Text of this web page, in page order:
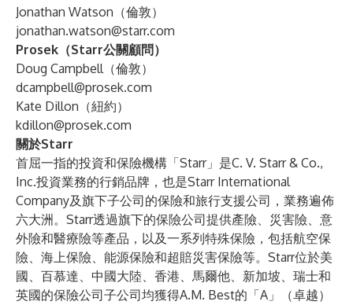
Jonathan Watson（倫敦）
jonathan.watson@starr.com
Prosek（Starr公關顧問）
Doug Campbell（倫敦）
dcampbell@prosek.com
Kate Dillon（紐約）
kdillon@prosek.com
關於Starr
首屈一指的投資和保險機構「Starr」是C. V. Starr & Co.,
Inc.投資業務的行銷品牌，也是Starr International
Company及旗下子公司的保險和旅行支援公司，業務遍佈
六大洲。Starr透過旗下的保險公司提供產險、災害險、意
外險和醫療險等產品，以及一系列特殊保險，包括航空保
險、海上保險、能源保險和超賠災害保險等。Starr位於美
國、百慕達、中國大陸、香港、馬爾他、新加坡、瑞士和
英國的保險公司子公司均獲得A.M. Best的「A」（卓越）